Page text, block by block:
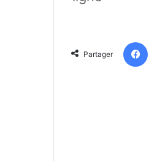
Partager